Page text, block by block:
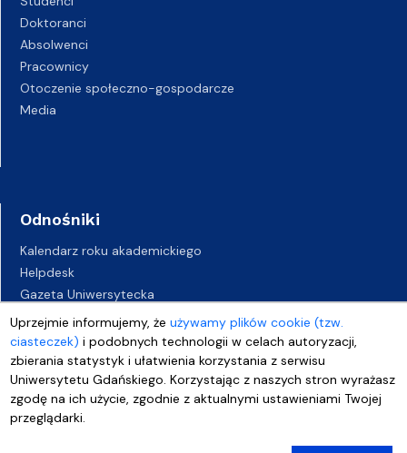
Uprzejmie informujemy, żeużywamy plików cookie (tzw.
ciasteczek) i podobnych technologii w celach autoryzacji,
zbierania statystyk i ułatwienia korzystania z serwisu
Uniwersytetu Gdańskiego. Korzystając z naszych stron wyrażasz
zgodę na ich użycie, zgodnie z aktualnymi ustawieniami Twojej
przeglądarki.
Doktoranci
Absolwenci
Pracownicy
Otoczenie społeczno-gospodarcze
Media
Odnośniki
Kalendarz roku akademickiego
Helpdesk
Gazeta Uniwersytecka
Kampusy UG
Biuro Karier UG
Oferty pracy
Deklaracja dostępności